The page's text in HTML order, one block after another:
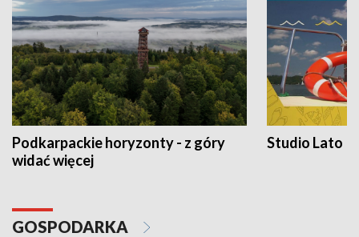
Podkarpackie horyzonty - z góry
widać więcej
Studio Lato
GOSPODARKA